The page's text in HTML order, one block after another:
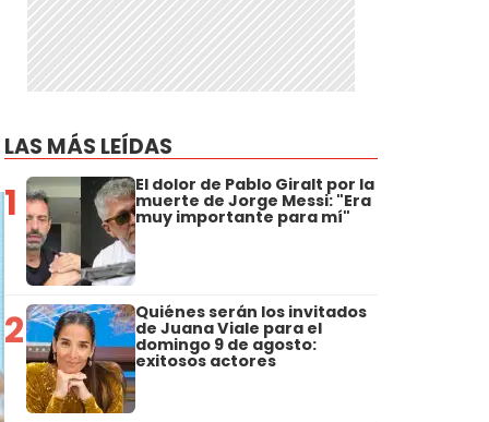
LAS MÁS LEÍDAS
1 El dolor de Pablo Giralt por la
muerte de Jorge Messi: "Era
muy importante para mí"
2 Quiénes serán los invitados
de Juana Viale para el
domingo 9 de agosto:
exitosos actores